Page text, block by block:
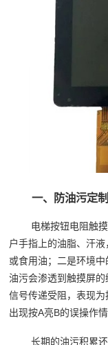
一、防油污定
电梯按钮电阻触
户手指上的油脂、汗
或食用油；二是环境
油污会渗透到触摸屏
信号传递受阻，表现
出现按A亮B的误操作情
长期的油污积累